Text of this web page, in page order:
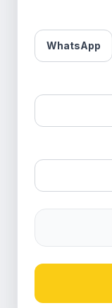
WhatsApp